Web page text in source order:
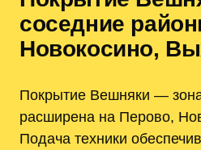
соседние
Новокосино,
Покрытие Вешняки —
расширена на Перово,
Подача техники